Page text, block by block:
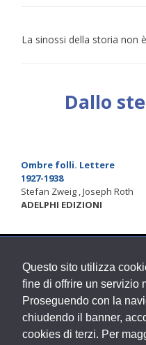
Questo sito utilizza
fine di offrire un servizio
Proseguendo con la
chiudendo il banner,
cookies di terzi. Per
La sinossi della storia non
Dallo
Ombre folli. Lettere
1927-1938
Stefan Zweig , Joseph Roth
ADELPHI EDIZIONI